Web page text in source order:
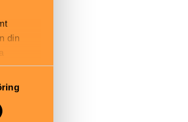
din
tjänster.